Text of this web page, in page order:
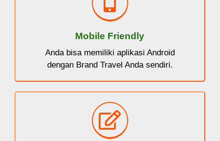
Mobile Friendly
Anda bisa memiliki aplikasi Android
dengan Brand Travel Anda sendiri.